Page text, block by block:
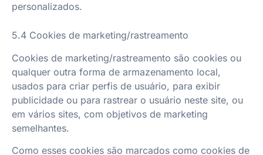
personalizados.
5.4 Cookies de marketing/rastreamento
Cookies de marketing/rastreamento são cookies ou
qualquer outra forma de armazenamento local,
usados para criar perfis de usuário, para exibir
publicidade ou para rastrear o usuário neste site, ou
em vários sites, com objetivos de marketing
semelhantes.
Como esses cookies são marcados como cookies de